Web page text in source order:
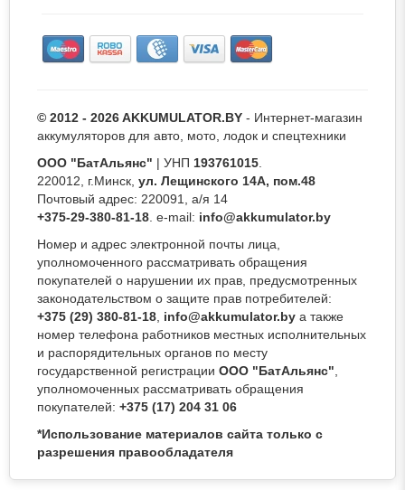
© 2012 - 2026 AKKUMULATOR.BY - Интернет-магазин
аккумуляторов для авто, мото, лодок и спецтехники
ООО "БатАльянс" | УНП 193761015
220012, г.Минск, ул. Лещинского 14А, пом.48
Почтовый адрес: 220091, а/я 14
+375-29-380-81-18 . e-mail: info@akkumulator.by
Номер и адрес электронной почты лица,
уполномоченного рассматривать обращения
покупателей о нарушении их прав, предусмотренных
законодательством о защите прав потребителей:
+375 (29) 380-81-18 info@akkumulator.by а также
номер телефона работников местных исполнительных
и распорядительных органов по месту
государственной регистрации ООО "БатАльянс"
уполномоченных рассматривать обращения
покупателей: +375 (17) 204 31 06
*Использование материалов сайта только с
разрешения правообладателя